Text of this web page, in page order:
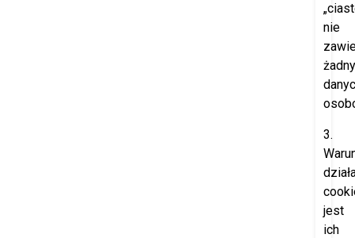
nie
3.
jest
ich